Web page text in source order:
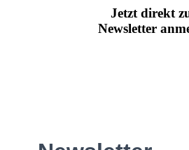
Jetzt direkt
Newsletter